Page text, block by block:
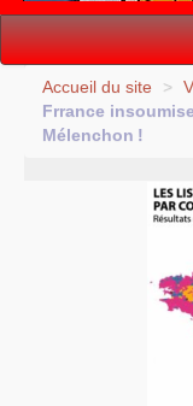
Vie politique
Lutter, Unir...
Accueil du site >
Frrance
Mélenchon !